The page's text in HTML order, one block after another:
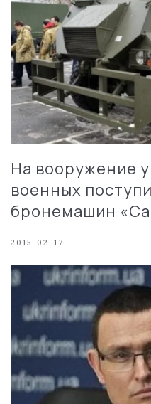
На вооружение
военных
бронемашин
2015-02-17